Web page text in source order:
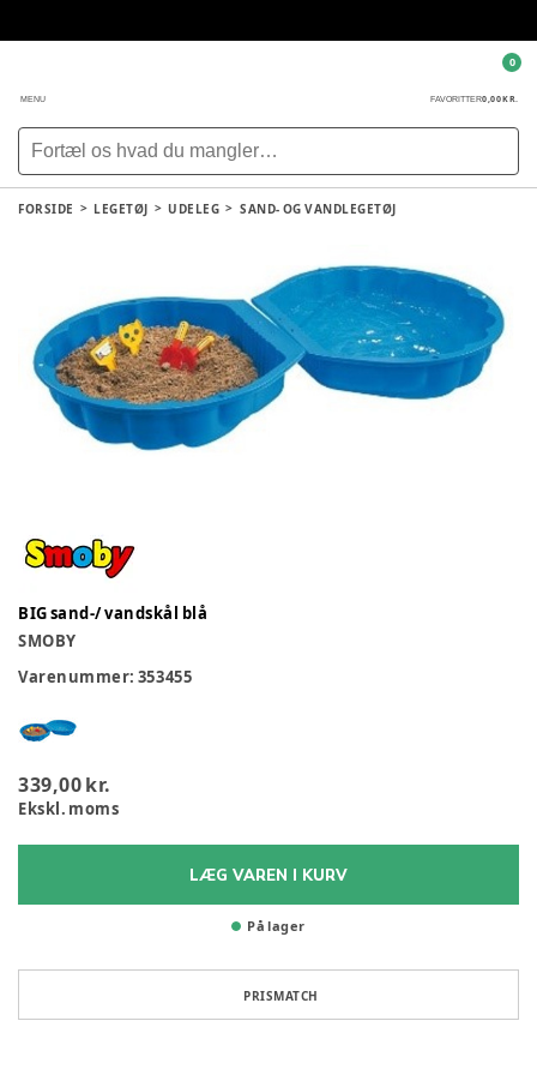
MENU FAVORITTER0,00 KR.
0
FORSIDE LEGETØJ UDELEG SAND- OG VANDLEGETØJ
BIG sand-/ vandskål blå
SMOBY
Varenummer: 353455
339,00 kr.
Ekskl. moms
LÆG VAREN I KURV
På lager
PRISMATCH